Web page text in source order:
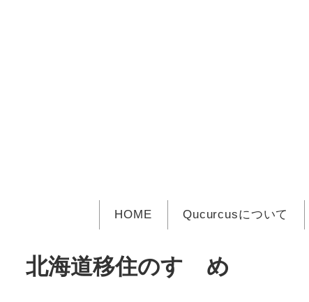
HOME Qucurcusについて
北海道移住のすゝめ